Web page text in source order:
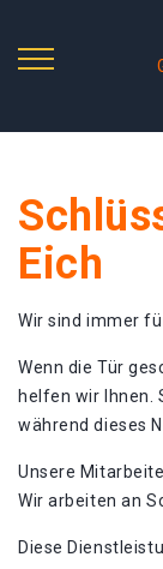
Eich
Wir sind immer
Wenn die Tür
helfen wir Ihnen.
während dieses
Unsere
Wir arbeiten an
Diese